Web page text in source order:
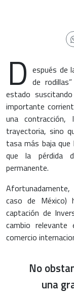
D espués de
de
estado
importante
una contracción,
trayectoria, sino
tasa más baja
que la pérdida
permanente.
caso de México)
captación de
cambio
comercio
No
una